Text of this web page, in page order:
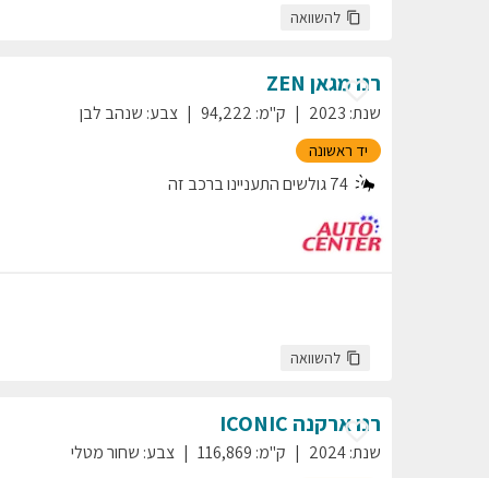
להשוואה
רנומגאן ZEN
שנת:
2023 ק"מ:
94,222 צבע: שנהב לבן
יד ראשונה
74גולשים התעניינו ברכב זה
להשוואה
רנוארקנה ICONIC
שנת:
2024 ק"מ:
116,869 צבע: שחור מטלי